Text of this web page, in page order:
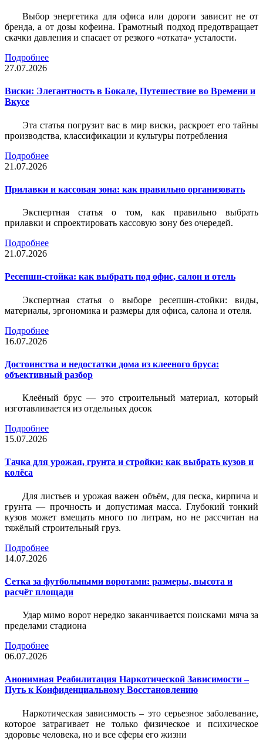
Выбор энергетика для офиса или дороги зависит не от
бренда, а от дозы кофеина. Грамотный подход предотвращает
скачки давления и спасает от резкого «отката» усталости.
Подробнее
27.07.2026
Виски: Элегантность в Бокале, Путешествие во Времени и
Вкусе
Эта статья погрузит вас в мир виски, раскроет его тайны
производства, классификации и культуры потребления
Подробнее
21.07.2026
Прилавки и кассовая зона: как правильно организовать
Экспертная статья о том, как правильно выбрать
прилавки и спроектировать кассовую зону без очередей.
Подробнее
21.07.2026
Ресепшн-стойка: как выбрать под офис, салон и отель
Экспертная статья о выборе ресепшн-стойки: виды,
материалы, эргономика и размеры для офиса, салона и отеля.
Подробнее
16.07.2026
Достоинства и недостатки дома из клееного бруса:
объективный разбор
Клеёный брус — это строительный материал, который
изготавливается из отдельных досок
Подробнее
15.07.2026
Тачка для урожая, грунта и стройки: как выбрать кузов и
колёса
Для листьев и урожая важен объём, для песка, кирпича и
грунта — прочность и допустимая масса. Глубокий тонкий
кузов может вмещать много по литрам, но не рассчитан на
тяжёлый строительный груз.
Подробнее
14.07.2026
Сетка за футбольными воротами: размеры, высота и
расчёт площади
Удар мимо ворот нередко заканчивается поисками мяча за
пределами стадиона
Подробнее
06.07.2026
Анонимная Реабилитация Наркотической Зависимости –
Путь к Конфиденциальному Восстановлению
Наркотическая зависимость – это серьезное заболевание,
которое затрагивает не только физическое и психическое
здоровье человека, но и все сферы его жизни